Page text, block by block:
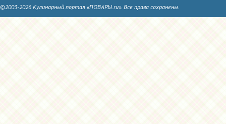
©2003-2026 Кулинарный портал «ПОВАРЫ.ru». Все права сохранены.